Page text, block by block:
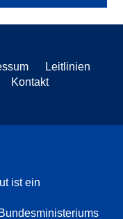
Leitlinien
Kontakt
ist ein